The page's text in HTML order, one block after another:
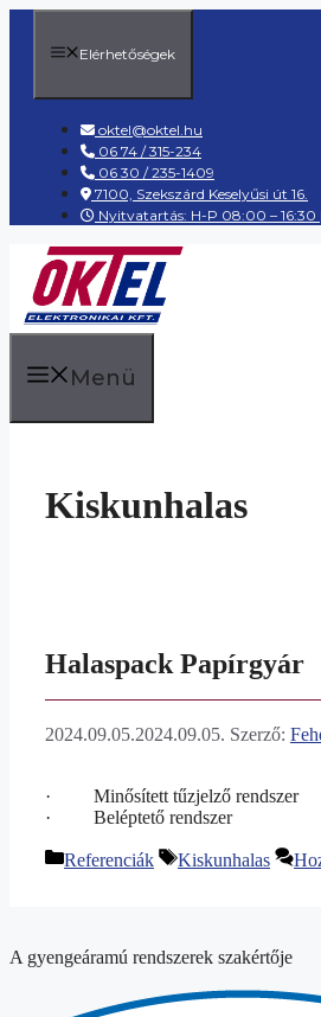
Kilépés
tartalombaElérhetőségek
oktel@oktel.hu
06 74 / 315-234
06 30 / 235-1409
7100, Szekszárd Keselyűsi út 16.
Nyitvatartás: H-P 08:00 – 16:30
Menü
Kiskunhalas
Halaspack Papírgyár
2024.09.05.2024.09.05. Szerző:
· Minősített tűzjelző rendszer
· Beléptető rendszer
Kategória
Referenciák Címkék
Kiskunhalas
A gyengeáramú rendszerek szakértője